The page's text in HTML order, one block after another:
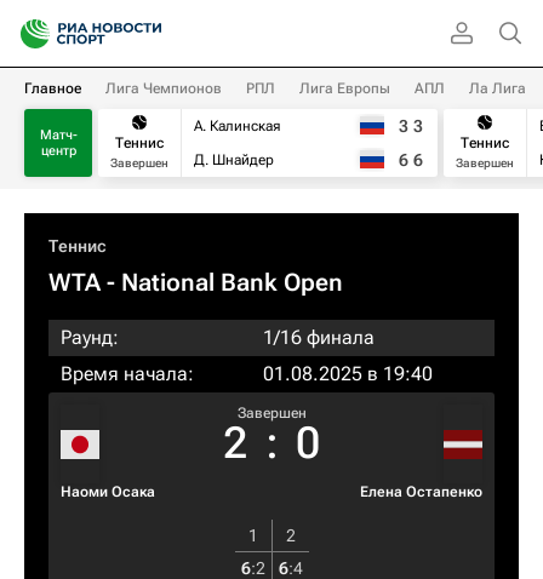
Главное Лига Чемпионов РПЛ Лига Европы АПЛ Ла Лига
Матч-
центр
Теннис
Завершен
А. Калинская
Д. Шнайдер
3 3
6 6
Теннис
Завершен
Теннис
WTA- National Bank Open
Раунд:
1/16 финала
Время начала:
01.08.2025 в 19:40
Наоми Осака
Завершен
2 : 0
Елена Остапенко
1
2
6:2 6:4